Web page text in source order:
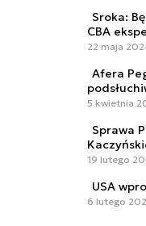
Sroka:
CBA
22 maja
Afera
5 kwietnia
Sprawa
19 lutego
USA
6 lutego